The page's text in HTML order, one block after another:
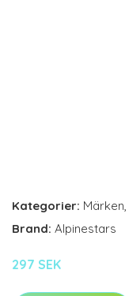
Kategorier: Märken,
Brand: Alpinestars
297 SEK